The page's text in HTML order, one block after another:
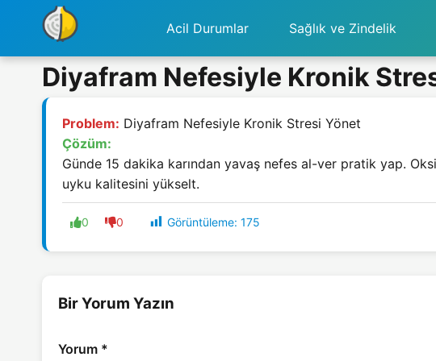
Acil Durumlar Sağlık ve Zindelik
Diyafram Nefesiyle Kronik
Problem: Diyafram Nefesiyle Kronik Stresi Yönet
Çözüm:
Günde 15 dakika karından yavaş nefes al-ver pratik yap.
uyku kalitesini yükselt.
0 0 Görüntüleme: 175
Bir Yorum Yazın
Yorum *